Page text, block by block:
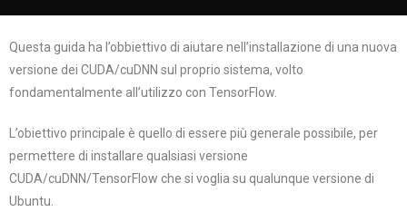
Questa guida ha l’obbiettivo di aiutare nell’installazione di una nuova
versione dei CUDA/cuDNN sul proprio sistema, volto
fondamentalmente all’utilizzo con TensorFlow.
L’obiettivo principale è quello di essere più generale possibile, per
permettere di installare qualsiasi versione
CUDA/cuDNN/TensorFlow che si voglia su qualunque versione di
Ubuntu.